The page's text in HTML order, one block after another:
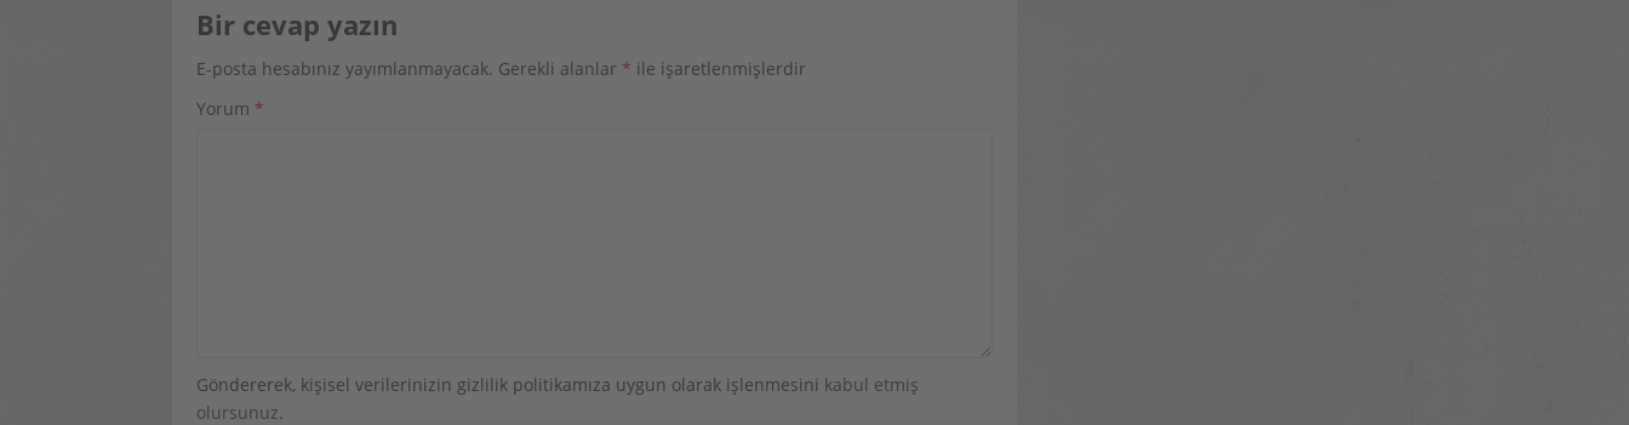
Bir cevap yazın
E-posta hesabınız yayımlanmayacak. Gerekli alanlar * ile işaretlenmişlerdir
Yorum *
Göndererek, kişisel verilerinizin gizlilik politikamıza uygun olarak işlenmesini kabul etmiş
olursunuz.